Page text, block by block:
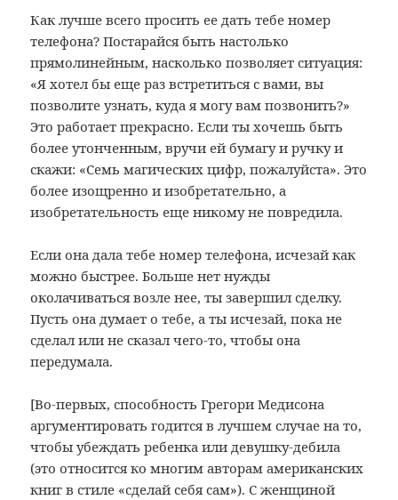
Как лучше всего просить ее дать тебе номер
телефона? Постарайся быть настолько
прямолинейным, насколько позволяет ситуация:
«Я хотел бы еще раз встретиться с вами, вы
позволите узнать, куда я могу вам позвонить?»
Это работает прекрасно. Если ты хочешь быть
более утонченным, вручи ей бумагу и ручку и
скажи: «Семь магических цифр, пожалуйста». Это
более изощренно и изобретательно, а
изобретательность еще никому не повредила.
Если она дала тебе номер телефона, исчезай как
можно быстрее. Больше нет нужды
околачиваться возле нее, ты завершил сделку.
Пусть она думает о тебе, а ты исчезай, пока не
сделал или не сказал чего-то, чтобы она
передумала.
[Во-первых, способность Грегори Медисона
аргументировать годится в лучшем случае на то,
чтобы убеждать ребенка или девушку-дебила
(это относится ко многим авторам американских
книг в стиле «сделай себя сам»). С женщиной